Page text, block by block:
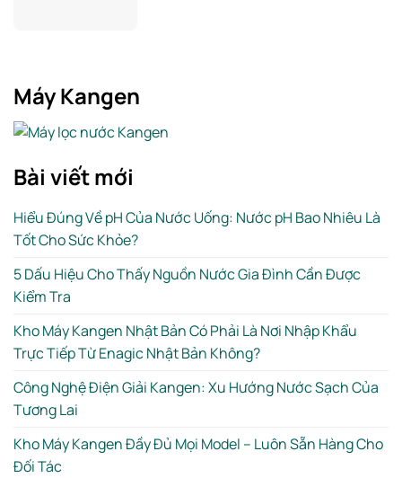
Máy Kangen
Bài viết mới
Hiểu Đúng Về pH Của Nước Uống: Nước pH Bao Nhiêu Là
Tốt Cho Sức Khỏe?
5 Dấu Hiệu Cho Thấy Nguồn Nước Gia Đình Cần Được
Kiểm Tra
Kho Máy Kangen Nhật Bản Có Phải Là Nơi Nhập Khẩu
Trực Tiếp Từ Enagic Nhật Bản Không?
Công Nghệ Điện Giải Kangen: Xu Hướng Nước Sạch Của
Tương Lai
Kho Máy Kangen Đầy Đủ Mọi Model – Luôn Sẵn Hàng Cho
Đối Tác